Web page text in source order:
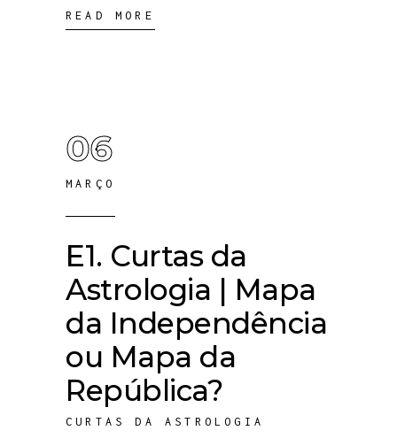
READ MORE
06
MARÇO
E1. Curtas da
Astrologia | Mapa
da Independência
ou Mapa da
República?
CURTAS DA ASTROLOGIA